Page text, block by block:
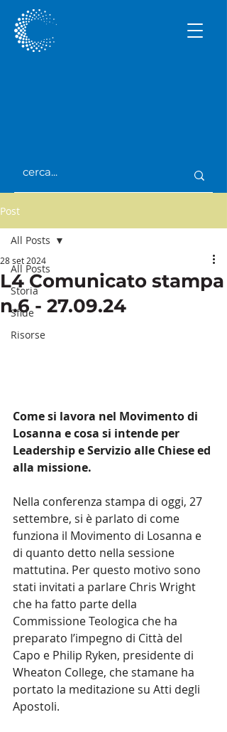
Post
All Posts
Storia
Sfide
Risorse
All Posts
L4 Comunicato stampa
n.6 - 27.09.24
28 set 2024
Come si lavora nel Movimento di
Losanna e cosa si intende per
Leadership e Servizio alle Chiese ed
alla missione.
Nella conferenza stampa di oggi, 27
settembre, si è parlato di come
funziona il Movimento di Losanna e
di quanto detto nella sessione
mattutina. Per questo motivo sono
stati invitati a parlare Chris Wright
che ha fatto parte della
Commissione Teologica che ha
preparato l’impegno di Città del
Capo e Philip Ryken, presidente di
Wheaton College, che stamane ha
portato la meditazione su Atti degli
Apostoli.